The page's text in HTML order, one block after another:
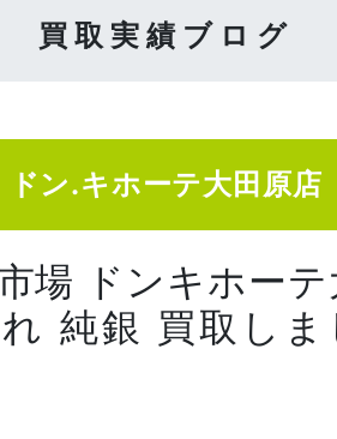
買取実績ブログ
ドン.キホーテ大田原店
場 ドンキホーテ
純銀 買取しま